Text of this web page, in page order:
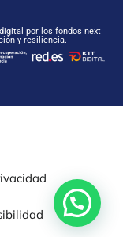
por los fondos next
y resiliencia.